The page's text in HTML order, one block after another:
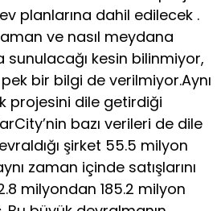
planlarına dahil edilecek .
ve nasıl meydana
sunulacağı kesin bilinmiyor,
bir bilgi de verilmiyor.Aynı
projesini dile getirdiği
bazı verileri de dile
şirket 55.5 milyon
zaman içinde satışlarını
milyondan 185.2 milyon